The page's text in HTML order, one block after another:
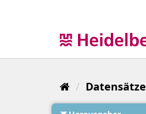
Datensätze